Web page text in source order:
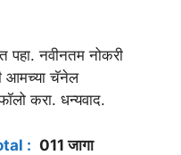
पहा. नवीनतम नोकरी
आमच्या चॅनेल
करा. धन्यवाद.
: 011 जागा